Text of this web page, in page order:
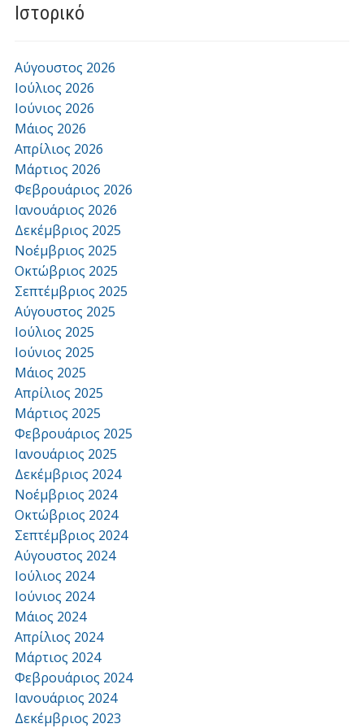
Ιστορικό
Αύγουστος 2026
Ιούλιος 2026
Ιούνιος 2026
Μάιος 2026
Απρίλιος 2026
Μάρτιος 2026
Φεβρουάριος 2026
Ιανουάριος 2026
Δεκέμβριος 2025
Νοέμβριος 2025
Οκτώβριος 2025
Σεπτέμβριος 2025
Αύγουστος 2025
Ιούλιος 2025
Ιούνιος 2025
Μάιος 2025
Απρίλιος 2025
Μάρτιος 2025
Φεβρουάριος 2025
Ιανουάριος 2025
Δεκέμβριος 2024
Νοέμβριος 2024
Οκτώβριος 2024
Σεπτέμβριος 2024
Αύγουστος 2024
Ιούλιος 2024
Ιούνιος 2024
Μάιος 2024
Απρίλιος 2024
Μάρτιος 2024
Φεβρουάριος 2024
Ιανουάριος 2024
Δεκέμβριος 2023